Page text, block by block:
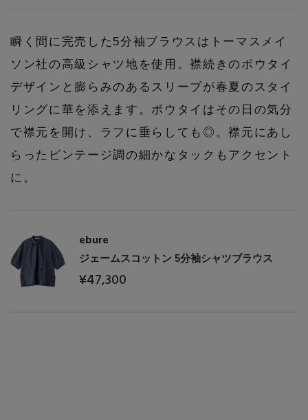
メルマガ PICKUP
PERSONAL COLOR
エディター厳選ギフト
瞬く間に完売した5分袖ブラウスはトーマスメイ
ソン社の高級シャツ地を使用。襟続きのボウタイ
デザインと膨らみのあるスリーブが春夏のスタイ
リングに華を添えます。ボウタイはその日の気分
で襟元を開け、ラフに垂らしても◎。襟元にあし
らったビンテージ調の細かなタックもアクセント
に。
ebure
ジェームスコットン 5分袖シャツブラウス
¥47,300